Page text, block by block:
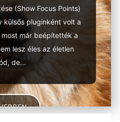
(Show Focus Points)
külsős pluginként volt a
már beépítették a
lesz éles az életlen
de...